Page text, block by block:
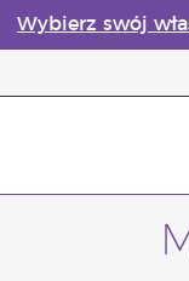
Wybierz swój